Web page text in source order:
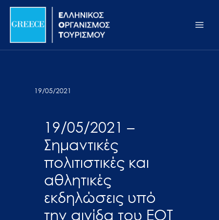
Σημείωση:
ιστότοπος
προσβασιμότητας.
Μετάβαση
περιεχόμενο
19/05/2021
19/05/2021 –
Σημαντικές
πολιτιστικές και
αθλητικές
εκδηλώσεις υπό
την αιγίδα του ΕΟΤ